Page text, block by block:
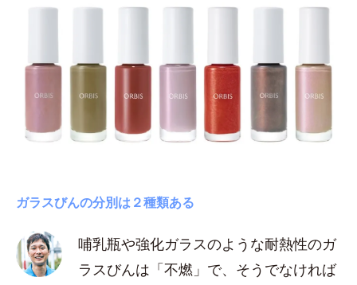
ガラスびんの分別は２種類ある
哺乳瓶や強化ガラスのような耐熱性のガ
ラスびんは「不燃」で、そうでなければ